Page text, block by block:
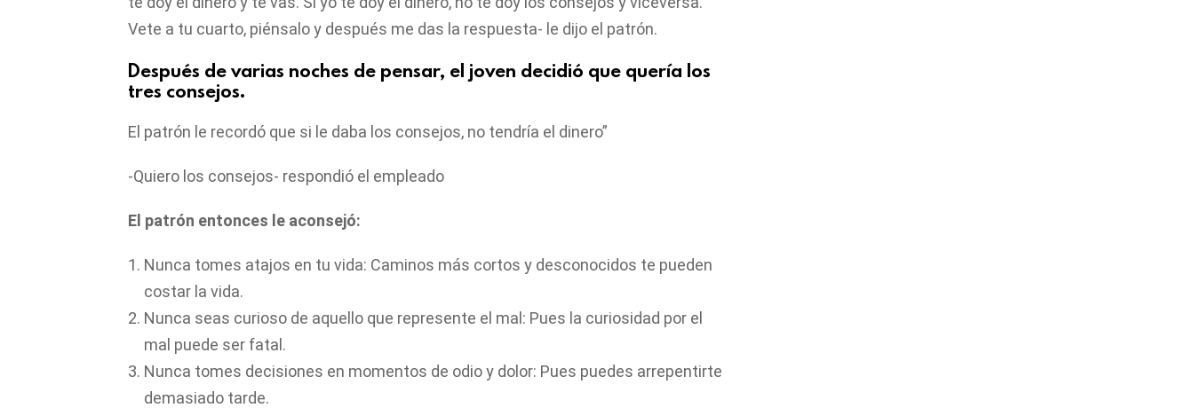
Vete a tu cuarto, piénsalo y después me das la respuesta- le dijo el patrón.
Después de varias noches de pensar, el joven decidió que quería los
tres consejos.
El patrón le recordó que si le daba los consejos, no tendría el dinero”
-Quiero los consejos- respondió el empleado
El patrón entonces le aconsejó:
Nunca tomes atajos en tu vida: Caminos más cortos y desconocidos te pueden
costar la vida.
Nunca seas curioso de aquello que represente el mal: Pues la curiosidad por el
mal puede ser fatal.
Nunca tomes decisiones en momentos de odio y dolor: Pues puedes arrepentirte
demasiado tarde.